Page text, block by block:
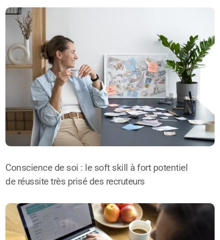
Conscience de soi : le soft skill à fort potentiel
de réussite très prisé des recruteurs